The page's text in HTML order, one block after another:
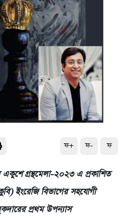
ফ+ ফ- ফ
একুশে গ্রন্থমেলা-২০২৩ এ প্রকাশিত
ইংরেজি বিভাগের সহযোগী
প্রথম উপন্যাস